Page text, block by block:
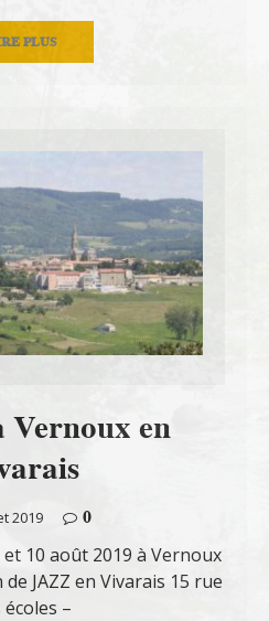
PLUS
Vernoux en
2019
0
10 août 2019 à Vernoux
JAZZ en Vivarais 15 rue
écoles –